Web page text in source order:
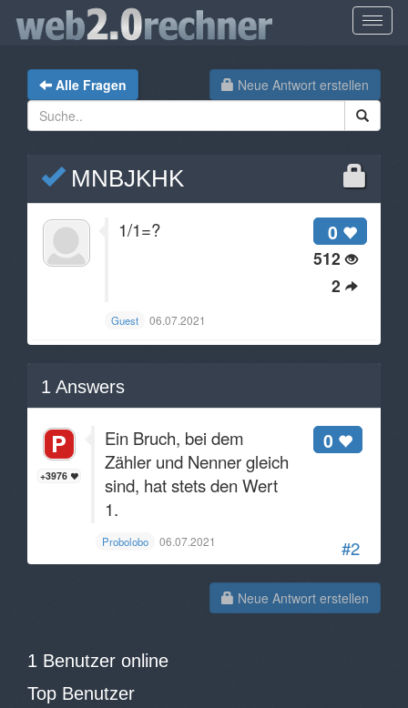
Neue Antwort erstellen
Alle Fragen
MNBJKHK
0
512
2
1/1=?
Guest 06.07.2021
1 Answers
#2
+3976
0
Ein Bruch, bei dem
Zähler und Nenner gleich
sind, hat stets den Wert
1.
Probolobo 06.07.2021
Neue Antwort erstellen
1 Benutzer online
Top Benutzer